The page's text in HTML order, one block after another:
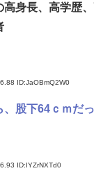
高身長、高学歴
ID:JaOBmQ2W0
、股下64ｃｍだ
ID:IYZrNXTd0